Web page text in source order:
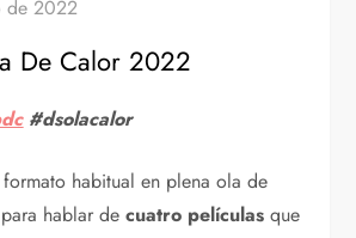
De Calor 2022
#dsolacalor
habitual en plena ola de
hablar decuatro películas que